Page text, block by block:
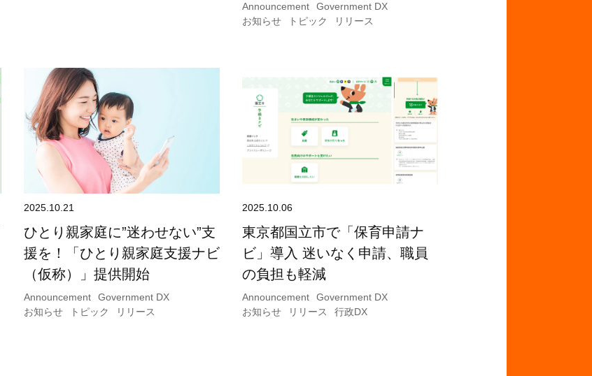
Announcement
Government DX
お知らせ
トピック リリース
2025.10.21
ひとり親家庭に”迷わせない”支
援を！「ひとり親家庭支援ナビ
（仮称）」提供開始
Announcement
Government DX
お知らせ
トピック リリース
2025.10.06
東京都国立市で「保育申請ナ
ビ」導入 迷いなく申請、職員
の負担も軽減
Announcement
Government DX
お知らせ
リリース 行政DX